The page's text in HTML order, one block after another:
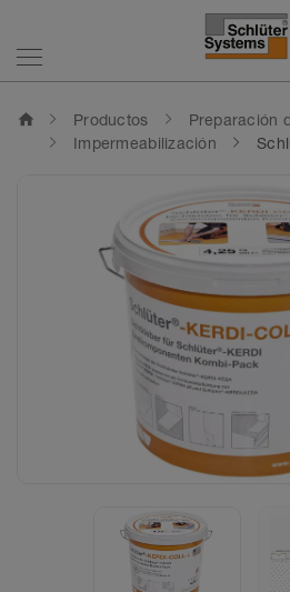
home Productos
Preparación
Impermeabilización